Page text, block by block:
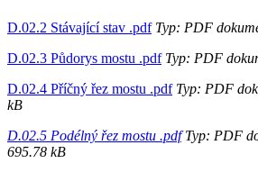
D.02.2 Stávající stav .pdfTyp: PDF
D.02.3 Půdorys mostu .pdfTyp: PDF
D.02.4 Příčný řez mostu .pdfTyp: PDF
kB
D.02.5 Podélný řez mostu .pdfTyp: PDF
695.78 kB